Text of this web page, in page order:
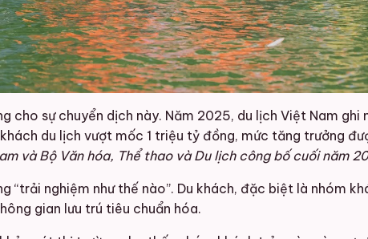
cho sự chuyển dịch này. Năm 2025, du lịch Việt Nam
du lịch vượt mốc 1 triệu tỷ đồng, mức tăng trưởng
và Bộ Văn hóa, Thể thao và Du lịch công bố cuối năm
“trải nghiệm như thế nào”. Du khách, đặc biệt là nhóm
gian lưu trú tiêu chuẩn hóa.